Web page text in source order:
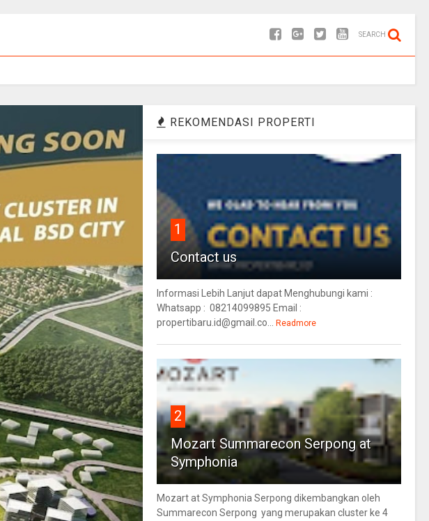
SEARCH
REKOMENDASI PROPERTI
1
Contact us
Informasi Lebih Lanjut dapat Menghubungi kami :
Whatsapp : 08214099895 Email :
propertibaru.id@gmail.co...
Readmore
2
Mozart Summarecon Serpong at
Symphonia
Mozart at Symphonia Serpong dikembangkan oleh
Summarecon Serpong yang merupakan cluster ke 4